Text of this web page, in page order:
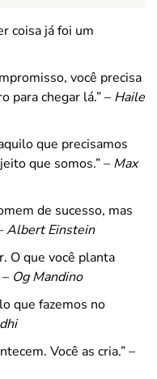
coisa já foi um
você precisa
para chegar lá.” – Haile
que precisamos
que somos.” – Max
de sucesso, mas
Albert Einstein
O que você planta
Og Mandino
que fazemos no
Você as cria.” –